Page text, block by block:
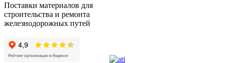
Поставки материалов для
строительства и ремонта
железнодорожных путей